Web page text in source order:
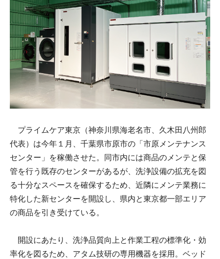
プライムケア東京（神奈川県海老名市、久木田八州郎
代表）は今年１月、千葉県市原市の「市原メンテナンス
センター」を稼働させた。同市内には商品のメンテと保
管を行う既存のセンターがあるが、洗浄設備の拡充を図
る十分なスペースを確保するため、近隣にメンテ業務に
特化した新センターを開設し、県内と東京都一部エリア
の商品を引き受けている。
開設にあたり、洗浄品質向上と作業工程の標準化・効
率化を図るため、アタム技研の専用機器を採用。ベッド